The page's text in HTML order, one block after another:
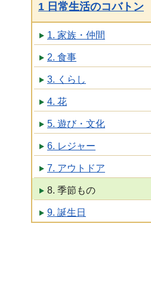
1 日常生活のコバトン
1. 家族・仲間
2. 食事
3. くらし
4. 花
5. 遊び・文化
6. レジャー
7. アウトドア
8. 季節もの
9. 誕生日